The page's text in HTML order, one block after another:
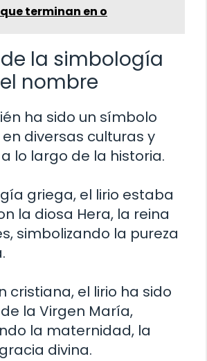
terminan en o
la simbología
nombre
ha sido un símbolo
diversas culturas y
lo largo de la historia.
griega, el lirio estaba
la diosa Hera, la reina
simbolizando la pureza
cristiana, el lirio ha sido
la Virgen María,
la maternidad, la
divina.